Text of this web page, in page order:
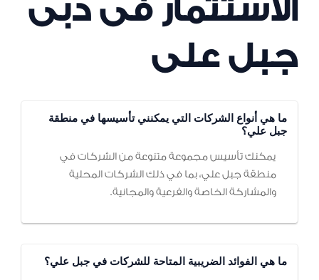
الاستثمار فى دبى
جبل على
ما هي أنواع الشركات التي يمكنني تأسيسها في منطقة
جبل علي؟
يمكنك تأسيس مجموعة متنوعة من الشركات في
منطقة جبل علي، بما في ذلك الشركات المحلية
والمشاركة الخاصة والفرعية والمجانية.
ما هي الفوائد الضريبية المتاحة للشركات في جبل علي؟